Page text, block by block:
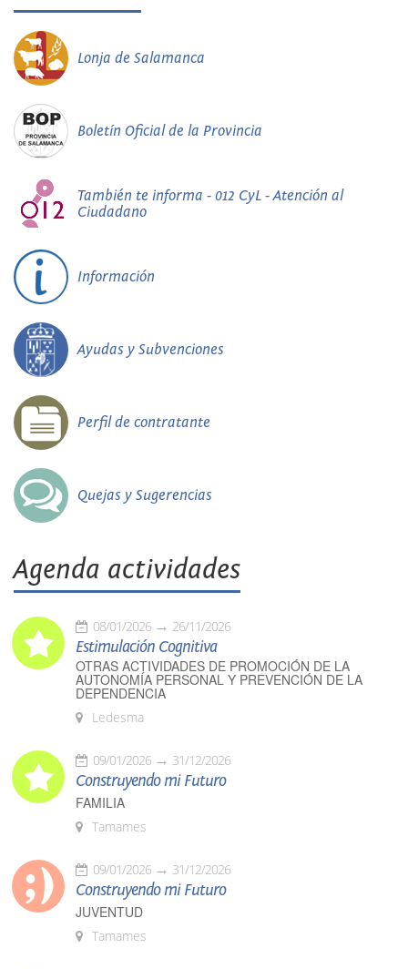
Lonja de Salamanca
Boletín Oficial de la Provincia
También te informa - 012 CyL - Atención al
Ciudadano
Información
Ayudas y Subvenciones
Perfil de contratante
Quejas y Sugerencias
Agenda actividades
08/01/2026 26/11/2026
Estimulación Cognitiva
OTRAS ACTIVIDADES DE PROMOCIÓN DE LA
AUTONOMÍA PERSONAL Y PREVENCIÓN DE LA
DEPENDENCIA
Ledesma
09/01/2026 31/12/2026
Construyendo mi Futuro
FAMILIA
Tamames
09/01/2026 31/12/2026
Construyendo mi Futuro
JUVENTUD
Tamames